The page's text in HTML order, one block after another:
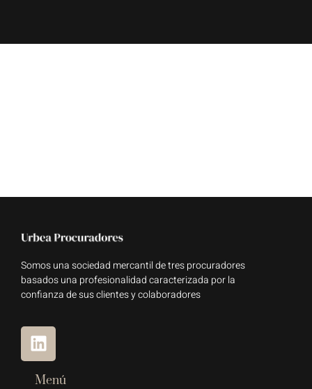
Somos una sociedad mercantil de tres procuradores
basados una profesionalidad caracterizada por la
confianza de sus clientes y colaboradores
Menú